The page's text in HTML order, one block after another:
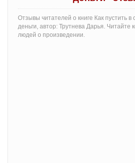
Отзывы читателей о книге Как пустить
деньги, автор: Трутнева Дарья.
людей о произведении.